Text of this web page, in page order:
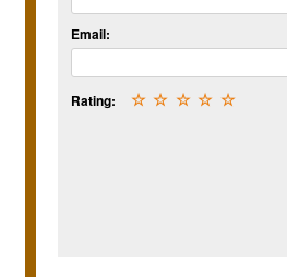
Email:
Rating: ☆
☆
☆
☆
☆